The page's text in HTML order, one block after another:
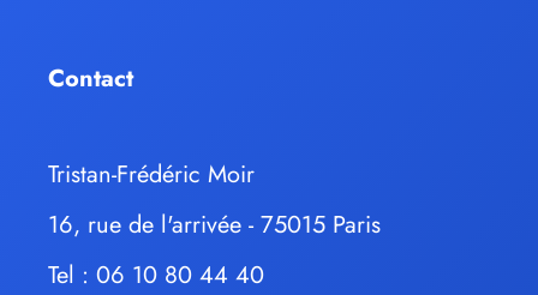
Contact
Tristan-Frédéric Moir
16, rue de l'arrivée - 75015 Paris
Tel : 06 10 80 44 40